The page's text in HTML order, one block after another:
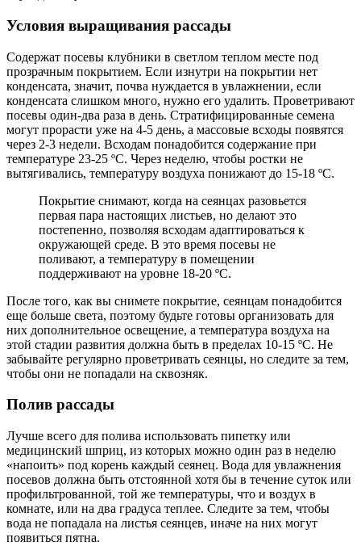
Условия выращивания рассады
Содержат посевы клубники в светлом теплом месте под
прозрачным покрытием. Если изнутри на покрытии нет
конденсата, значит, почва нуждается в увлажнении, если
конденсата слишком много, нужно его удалить. Проветривают
посевы один-два раза в день. Стратифицированные семена
могут прорасти уже на 4-5 день, а массовые всходы появятся
через 2-3 недели. Всходам понадобится содержание при
температуре 23-25 ºC. Через неделю, чтобы ростки не
вытягивались, температуру воздуха понижают до 15-18 ºC.
Покрытие снимают, когда на сеянцах разовьется
первая пара настоящих листьев, но делают это
постепенно, позволяя всходам адаптироваться к
окружающей среде. В это время посевы не
поливают, а температуру в помещении
поддерживают на уровне 18-20 ºC.
После того, как вы снимете покрытие, сеянцам понадобится
еще больше света, поэтому будьте готовы организовать для
них дополнительное освещение, а температура воздуха на
этой стадии развития должна быть в пределах 10-15 ºC. Не
забывайте регулярно проветривать сеянцы, но следите за тем,
чтобы они не попадали на сквозняк.
Полив рассады
Лучше всего для полива использовать пипетку или
медицинский шприц, из которых можно один раз в неделю
«напоить» под корень каждый сеянец. Вода для увлажнения
посевов должна быть отстоянной хотя бы в течение суток или
профильтрованной, той же температуры, что и воздух в
комнате, или на два градуса теплее. Следите за тем, чтобы
вода не попадала на листья сеянцев, иначе на них могут
появиться пятна.